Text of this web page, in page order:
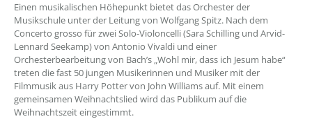
Einen musikalischen Höhepunkt bietet das Orchester der
Musikschule unter der Leitung von Wolfgang Spitz. Nach dem
Concerto grosso für zwei Solo-Violoncelli (Sara Schilling und Arvid-
Lennard Seekamp) von Antonio Vivaldi und einer
Orchesterbearbeitung von Bach’s „Wohl mir, dass ich Jesum habe“
treten die fast 50 jungen Musikerinnen und Musiker mit der
Filmmusik aus Harry Potter von John Williams auf. Mit einem
gemeinsamen Weihnachtslied wird das Publikum auf die
Weihnachtszeit eingestimmt.